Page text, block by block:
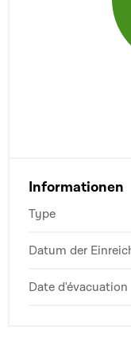
Informationen
Type
Datum der
Date d'évacuation